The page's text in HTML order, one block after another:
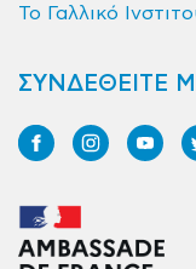
Το Γαλλικό
ΣΥΝΔΕΘΕΙΤΕ